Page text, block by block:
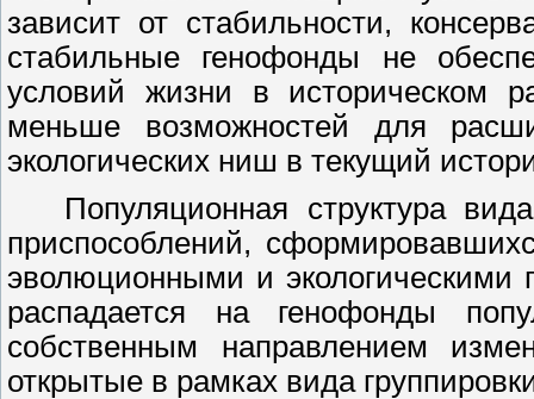
зависит от стабильности,
стабильные генофонды не
условий жизни в историческом
меньше возможностей для
экологических ниш в текущий
Популяционная структура
приспособлений,
эволюционными и экологическими
распадается на генофонды
собственным направлением
открытые в рамках вида